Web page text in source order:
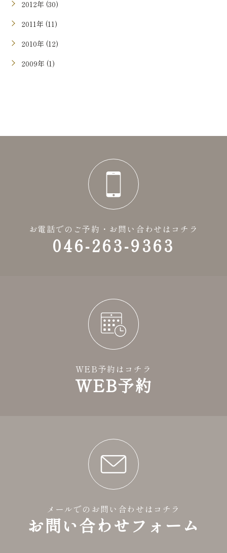
2012年 (30)
2011年 (11)
2010年 (12)
2009年 (1)
お電話でのご予約・お問い合わせはコチラ
046-263-9363
WEB予約はコチラ
WEB予約
メールでのお問い合わせはコチラ
お問い合わせフォーム